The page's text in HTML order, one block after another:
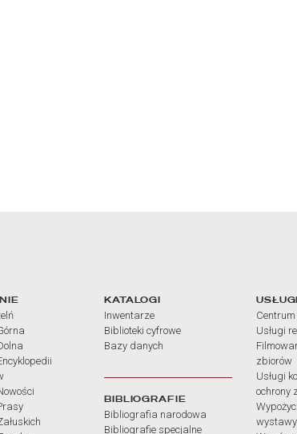
do najważniejszych
KATALOGI
Inwentarze
Biblioteki cyfrowe
Bazy danych
BIBLIOGRAFIE
Bibliografia narodowa
Bibliografie specjalne
USŁUGI
Usługi
zbiorów
Usługi
ochrony
wystawy